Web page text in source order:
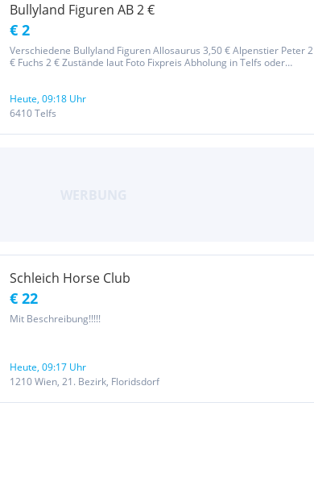
Bullyland Figuren AB 2 €
€ 2
Verschiedene Bullyland Figuren Allosaurus 3,50 € Alpenstier Peter 2
€ Fuchs 2 € Zustände laut Foto Fixpreis Abholung in Telfs oder
Heute, 09:18 Uhr
6410 Telfs
Schleich Horse Club
€ 22
Mit Beschreibung!!!!!
Heute, 09:17 Uhr
1210 Wien, 21. Bezirk, Floridsdorf